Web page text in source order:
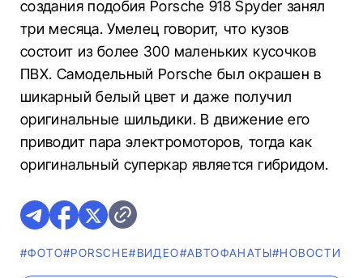
создания подобия Porsche 918 Spyder занял
три месяца. Умелец говорит, что кузов
состоит из более 300 маленьких кусочков
ПВХ. Самодельный Porsche был окрашен в
шикарный белый цвет и даже получил
оригинальные шильдики. В движение его
приводит пара электромоторов, тогда как
оригинальный суперкар является гибридом.
#ФОТО#PORSCHE#ВИДЕО#AВТОФАНАТЫ#НОВОСТИ